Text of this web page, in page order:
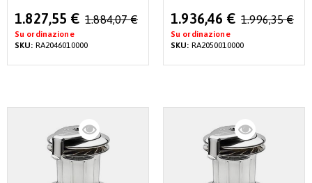
Special
Price
1.827,55 € 1.884,07 €
Su ordinazione
SKU: RA2046010000
Special
Price
1.936,46 € 1.996,35 €
Su ordinazione
SKU: RA2050010000